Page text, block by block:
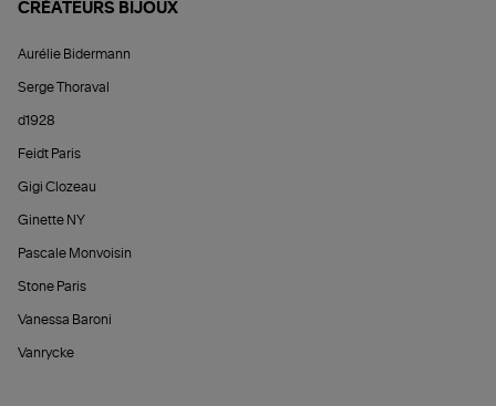
CRÉATEURS BIJOUX
Aurélie Bidermann
Serge Thoraval
d1928
Feidt Paris
Gigi Clozeau
Ginette NY
Pascale Monvoisin
Stone Paris
Vanessa Baroni
Vanrycke